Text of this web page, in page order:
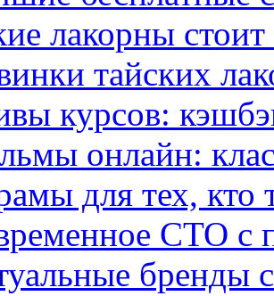
лакорны стоит
тайских
курсов:
онлайн:
для тех, кто
СТО с
бренды